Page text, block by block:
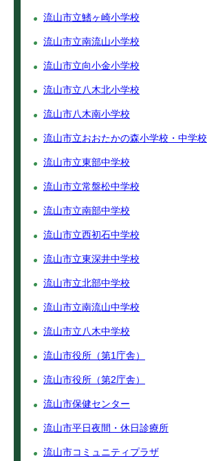
流山市立鰭ヶ崎小学校
流山市立南流山小学校
流山市立向小金小学校
流山市立八木北小学校
流山市八木南小学校
流山市立おおたかの森小学校・中学校
流山市立東部中学校
流山市立常盤松中学校
流山市立南部中学校
流山市立西初石中学校
流山市立東深井中学校
流山市立北部中学校
流山市立南流山中学校
流山市立八木中学校
流山市役所（第1庁舎）
流山市役所（第2庁舎）
流山市保健センター
流山市平日夜間・休日診療所
流山市コミュニティプラザ